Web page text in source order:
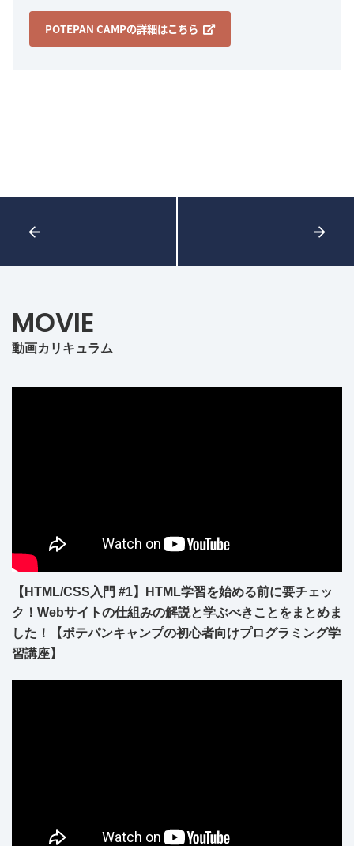
POTEPAN CAMPの詳細はこちら
MOVIE
動画カリキュラム
【HTML/CSS入門 #1】HTML学習を始める前に要チェッ
ク！Webサイトの仕組みの解説と学ぶべきことをまとめま
した！【ポテパンキャンプの初心者向けプログラミング学
習講座】